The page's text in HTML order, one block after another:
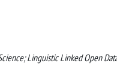
Linguistic Linked Open